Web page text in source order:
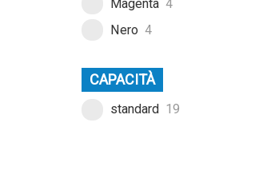
Magenta 4
Nero 4
CAPACITÀ
standard 19